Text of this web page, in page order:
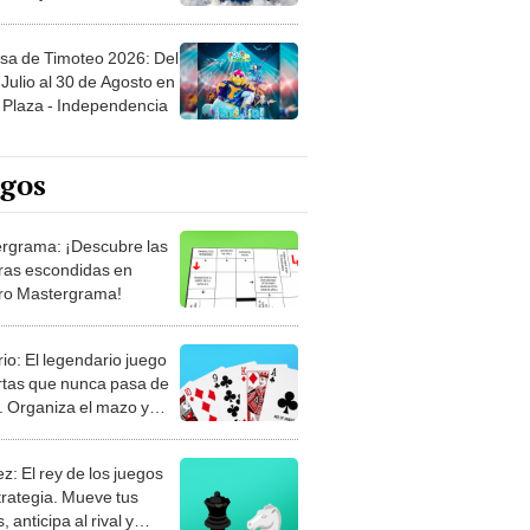
de Timoteo 2026: Del
al 30 de Agosto en
- Independencia
¡Descubre las
escondidas en
Mastergrama!
El legendario juego
que nunca pasa de
Organiza el mazo y
El rey de los juegos
Mueve tus
anticipa al rival y